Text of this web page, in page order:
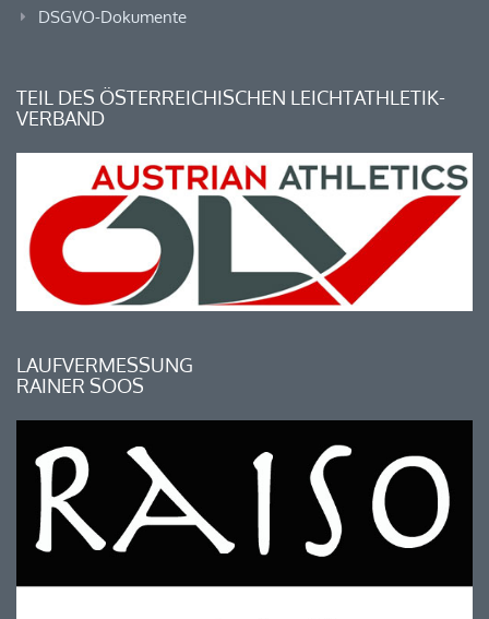
DSGVO-Dokumente
TEIL DES ÖSTERREICHISCHEN LEICHTATHLETIK-
VERBAND
LAUFVERMESSUNG
RAINER SOOS